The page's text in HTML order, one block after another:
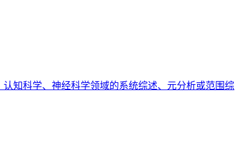
认知科学、神经科学领域的系统综述、元分析或范围综